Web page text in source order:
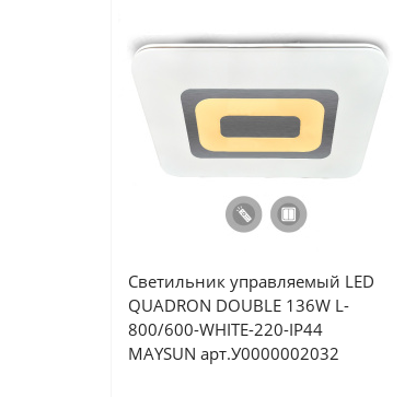
Светильник управляемый LED
QUADRON DOUBLE 136W L-
800/600-WHITE-220-IP44
MAYSUN арт.У0000002032